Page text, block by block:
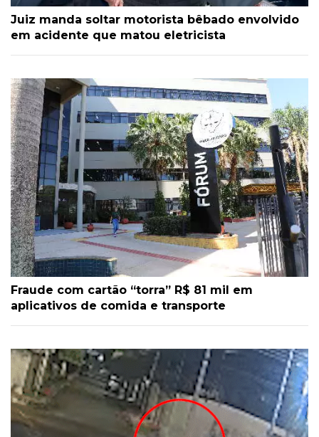
Juiz manda soltar motorista bêbado envolvido
em acidente que matou eletricista
Fraude com cartão “torra” R$ 81 mil em
aplicativos de comida e transporte